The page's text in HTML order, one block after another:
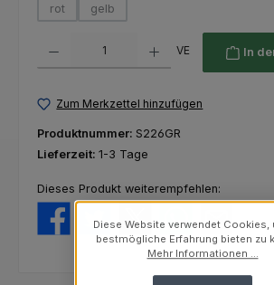
rot
(Diese Option ist zurzeit nicht verfügbar.)
gelb
(Diese Option ist zurzeit nicht
VE In
Zum Merkzettel hinzufügen
Produktnummer: S226GR
Lieferzeit: 1-3 Tage
Dieses Produkt weiterempfehlen:
Diese Website verwendet Cookies,
bestmögliche Erfahrung bieten zu
Mehr Informationen ...